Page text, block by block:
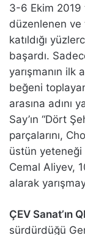
3-6 Ekim 2019
düzenlenen ve
katıldığı
başardı.
yarışmanın ilk
beğeni
arasına adını
Say’ın “Dört
parçalarını,
üstün
Cemal Aliyev,
alarak
ÇEV Sanat’ın
sürdürdüğü